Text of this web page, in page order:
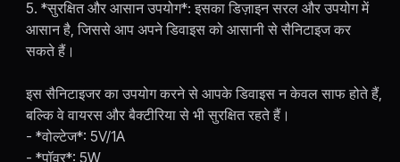
5. *सुरक्षित और आसान उपयोग*: इसका डिज़ाइन सरल और उपयोग में
आसान है, जिससे आप अपने डिवाइस को आसानी से सैनिटाइज कर
सकते हैं।
इस सैनिटाइजर का उपयोग करने से आपके डिवाइस न केवल साफ होते हैं,
बल्कि वे वायरस और बैक्टीरिया से भी सुरक्षित रहते हैं।
- *वोल्टेज*: 5V/1A
- *पॉवर*: 5W